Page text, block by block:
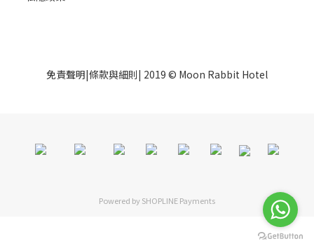
免責聲明|條款與細則| 2019 © Moon Rabbit Hotel
Powered bySHOPLINE Payments